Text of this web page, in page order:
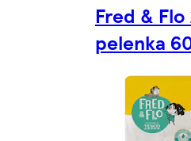
Fred &
pelenka